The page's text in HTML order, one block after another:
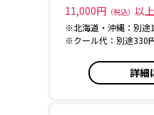
11,000円 （税込） 以
※北海道・沖縄：別途
※クール代：別途330
詳細